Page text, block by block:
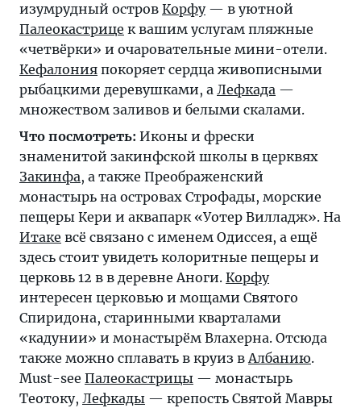
изумрудный остров Корфу— в уютной
Палеокастрице к вашим услугам пляжные
«четвёрки» и очаровательные мини-отели.
Кефалония покоряет сердца живописными
рыбацкими деревушками, а Лефкада —
множеством заливов и белыми скалами.
Что посмотреть: Иконы и фрески
знаменитой закинфской школы в церквях
Закинфа, а также Преображенский
монастырь на островах Строфады, морские
пещеры Кери и аквапарк «Уотер Вилладж». На
Итаке всё связано с именем Одиссея, а ещё
здесь стоит увидеть колоритные пещеры и
церковь 12 в в деревне Аноги. Корфу
интересен церковью и мощами Святого
Спиридона, старинными кварталами
«кадунии» и монастырём Влахерна. Отсюда
также можно сплавать в круиз вАлбанию.
Must-see Палеокастрицы — монастырь
Теотоку, Лефкады — крепость Святой Мавры